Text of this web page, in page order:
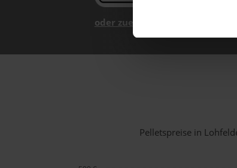
oder zuerst mehr über unsere
Pelletspreise in